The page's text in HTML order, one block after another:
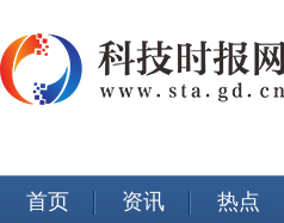
首页 资讯 热点